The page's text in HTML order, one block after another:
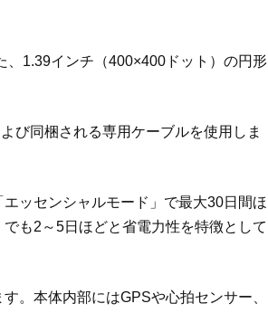
1.39インチ（400×400ドット）の円形
び同梱される専用ケーブルを使用しま
ッセンシャルモード」で最大30日間ほ
も2～5日ほどと省電力性を特徴として
。本体内部にはGPSや心拍センサー、